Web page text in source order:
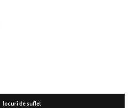
locuri de suflet